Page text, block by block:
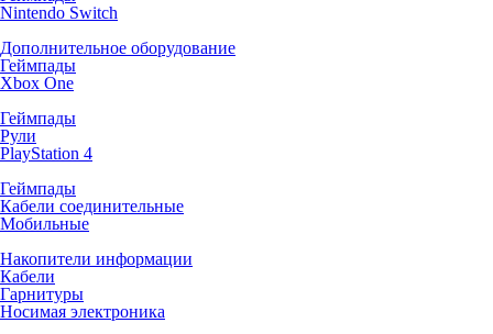
Nintendo Switch
Дополнительное оборудование
Геймпады
Xbox One
Геймпады
Рули
PlayStation 4
Геймпады
Кабели соединительные
Мобильные
Накопители информации
Кабели
Гарнитуры
Носимая электроника